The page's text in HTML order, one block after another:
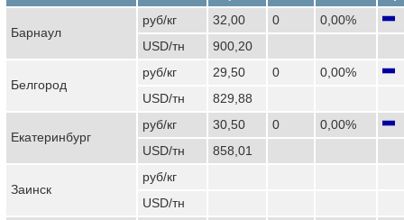
Барнаул
руб/кг 32,00 0
0,00%
USD/тн
900,20
Белгород
руб/кг 29,50 0
0,00%
USD/тн
829,88
Екатеринбург
руб/кг 30,50 0
0,00%
USD/тн
858,01
Заинск
руб/кг
USD/тн